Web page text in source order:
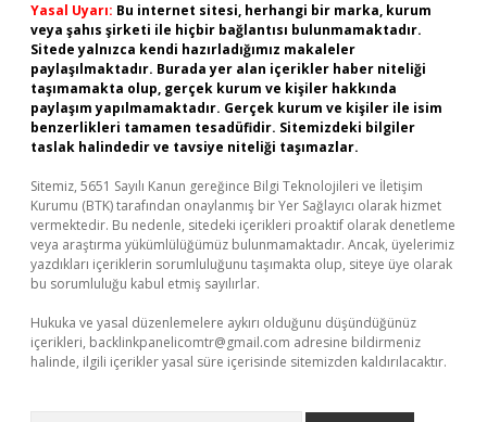
Yasal Uyarı: Bu internet sitesi, herhangi bir marka, kurum
veya şahıs şirketi ile hiçbir bağlantısı bulunmamaktadır.
Sitede yalnızca kendi hazırladığımız makaleler
paylaşılmaktadır. Burada yer alan içerikler haber niteliği
taşımamakta olup, gerçek kurum ve kişiler hakkında
paylaşım yapılmamaktadır. Gerçek kurum ve kişiler ile isim
benzerlikleri tamamen tesadüfidir. Sitemizdeki bilgiler
taslak halindedir ve tavsiye niteliği taşımazlar.
Sitemiz, 5651 Sayılı Kanun gereğince Bilgi Teknolojileri ve İletişim
Kurumu (BTK) tarafından onaylanmış bir Yer Sağlayıcı olarak hizmet
vermektedir. Bu nedenle, sitedeki içerikleri proaktif olarak denetleme
veya araştırma yükümlülüğümüz bulunmamaktadır. Ancak, üyelerimiz
yazdıkları içeriklerin sorumluluğunu taşımakta olup, siteye üye olarak
bu sorumluluğu kabul etmiş sayılırlar.
Hukuka ve yasal düzenlemelere aykırı olduğunu düşündüğünüz
içerikleri, backlinkpanelicomtr@gmail.com adresine bildirmeniz
halinde, ilgili içerikler yasal süre içerisinde sitemizden kaldırılacaktır.